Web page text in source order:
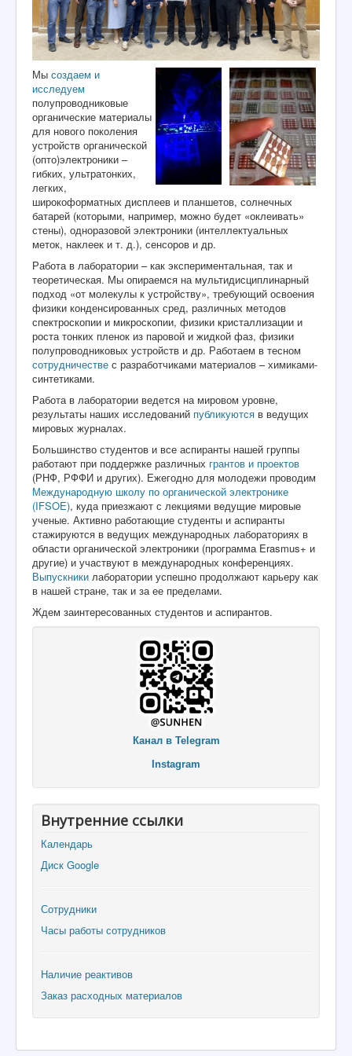
докладов открыта до 30 июня. Подробнее с условиями
и стоимостью участия можно ознакомиться насайте
конференции.
25 июня 2026 года.С 17 по 19 июня в ИНТЦ
"Воробьевы горы" прошла
Вторая Научно-практическая
конференция "Дисплейные материалы и технологии".
Наша лаборатория приняла активное участие:
руководитель лаборатории Дмитрий Юрьевич Паращук
выступил с пленарным докладом, сотрудники
лаборатории Никита Дубинец и Андрей Сосорев
выступили с приглашенными докладами, студент
Дмитрий Филипенков представил стендовый доклад.
О нас
Образование
Люди
Жизнь лаборатории
Мы создаем и
исследуем
полупроводниковые
органические материалы
для нового поколения
устройств органической
(опто)электроники –
гибких, ультратонких,
легких,
широкоформатных дисплеев и планшетов, солнечных
батарей (которыми, например, можно будет «оклеивать»
стены), одноразовой электроники (интеллектуальных
меток, наклеек и т. д.), сенсоров и др.
Работа в лаборатории – как экспериментальная, так и
теоретическая. Мы опираемся на мультидисциплинарный
подход «от молекулы к устройству», требующий освоения
физики конденсированных сред, различных методов
спектроскопии и микроскопии, физики кристаллизации и
роста тонких пленок из паровой и жидкой фаз, физики
полупроводниковых устройств и др. Работаем в тесном
сотрудничестве с разработчиками материалов – химиками-
синтетиками.
Работа в лаборатории ведется на мировом уровне,
результаты наших исследований публикуются в ведущих
мировых журналах.
Большинство студентов и все аспиранты нашей группы
работают при поддержке различных грантов и проектов
(РНФ, РФФИ и других). Ежегодно для молодежи проводим
Международную школу по органической электронике
(IFSOE), куда приезжают с лекциями ведущие мировые
ученые. Активно работающие студенты и аспиранты
стажируются в ведущих международных лабораториях в
области органической электроники (программа Erasmus+ и
другие) и участвуют в международных конференциях.
Выпускники лаборатории успешно продолжают карьеру как
в нашей стране, так и за ее пределами.
Ждем заинтересованных студентов и аспирантов.
Канал в Telegram
Instagram
Внутренние ссылки
Календарь
Диск Google
Сотрудники
Часы работы сотрудников
Наличие реактивов
Заказ расходных материалов